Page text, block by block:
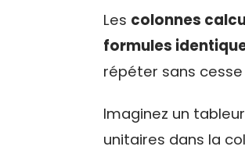
Les colonnes
formules
répéter sans
Imaginez un
unitaires dans la